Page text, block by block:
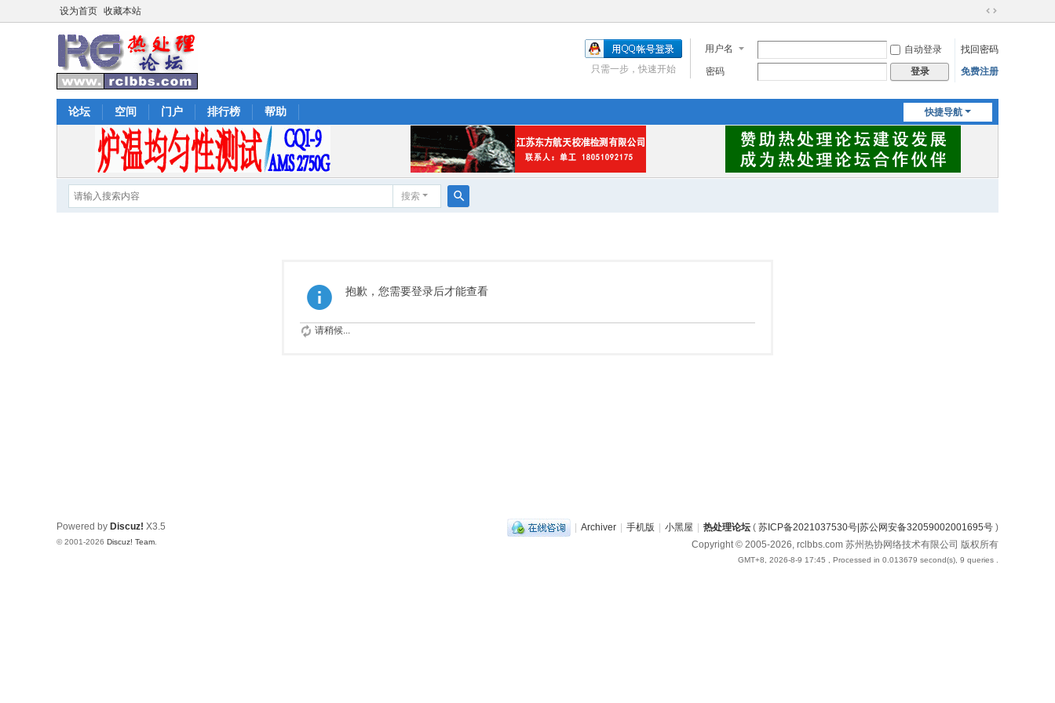
设为首页 收藏本站
切
到
宽
用户名 自动登录
找回密码
密码
登录 免费注册
只需一步，快速开始
快捷导航
论坛 空间 门户 排行榜 帮助
搜索
抱歉，您需要登录后才能查看
请稍候...
| Archiver | 手机版 | 小黑屋 | 热处理论坛 ( 苏ICP备2021037530号|苏公网安备32059002001695号 )
Copyright © 2005-2026, rclbbs.com 苏州热协网络技术有限公司 版权所有
GMT+8, 2026-8-9 17:45 , Processed in 0.013679 second(s), 9 queries .
Powered by Discuz! X3.5
© 2001-2026 Discuz! Team